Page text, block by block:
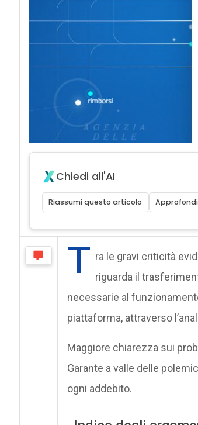
Chiedi all'AI
Riassumi questo articolo
T ra le gravi criticità
riguarda il
necessarie al
piattaforma, attraverso
Maggiore chiarezza sui
Garante a valle delle
ogni addebito.